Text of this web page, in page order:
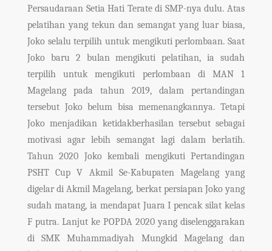
Persaudaraan Setia Hati Terate di SMP-nya dulu. Atas
pelatihan yang tekun dan semangat yang luar biasa,
Joko selalu terpilih untuk mengikuti perlombaan. Saat
Joko baru 2 bulan mengikuti pelatihan, ia sudah
terpilih untuk mengikuti perlombaan di MAN 1
Magelang pada tahun 2019, dalam pertandingan
tersebut Joko belum bisa memenangkannya. Tetapi
Joko menjadikan ketidakberhasilan tersebut sebagai
motivasi agar lebih semangat lagi dalam berlatih.
Tahun 2020 Joko kembali mengikuti Pertandingan
PSHT Cup V Akmil Se-Kabupaten Magelang yang
digelar di Akmil Magelang, berkat persiapan Joko yang
sudah matang, ia mendapat Juara I pencak silat kelas
F putra. Lanjut ke POPDA 2020 yang diselenggarakan
di SMK Muhammadiyah Mungkid Magelang dan